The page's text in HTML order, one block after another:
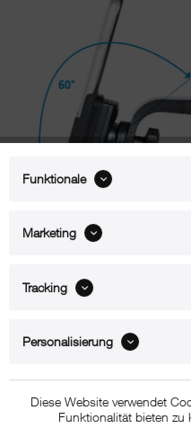
xMount@Boat – iPhone
Binnengewässer oder auf
Funktionale
Marketing
Tracking
Personalisierung
Diese Website verwendet
Funktionalität bieten zu